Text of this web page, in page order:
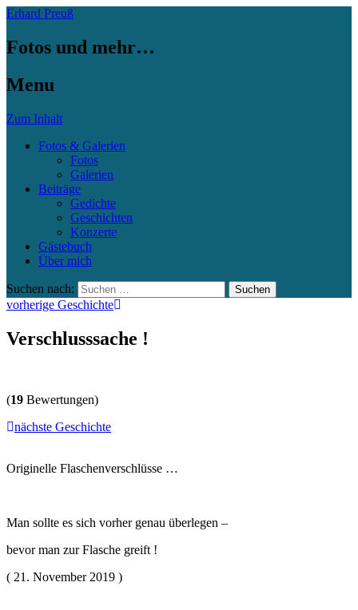
Erhard Preuß
Fotos und mehr…
Menu
Zum Inhalt
Fotos & Galerien
Fotos
Galerien
Beiträge
Gedichte
Geschichten
Konzerte
Gästebuch
Über mich
Suchen nach:
vorherige Geschichte
Verschlusssache !
(19 Bewertungen)
nächste Geschichte
Originelle Flaschenverschlüsse …
Man sollte es sich vorher genau überlegen –
bevor man zur Flasche greift !
( 21. November 2019 )